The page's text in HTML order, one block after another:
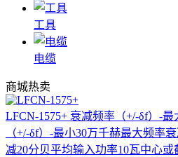
工具
电缆
商城热卖
LFCN-1575+ 衰减频率（+/-δf）-
（+/-δf）-最小30万千赫最大频率
减20分贝平均输入功率10瓦中心